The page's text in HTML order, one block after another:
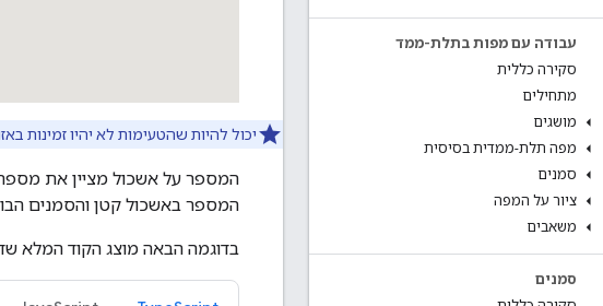
עבודה עם מפות בתלת-ממד
סקירה כללית
מתחילים
מושגים
מפה תלת-ממדית בסיסית
סמנים
ציור על המפה
משאבים
סמנים
יכול להיות שהטעימות לא יהיו זמינות
המספר על אשכול מציין את
המספר באשכול קטן והסמנים
בדוגמה הבאה מוצג הקוד המלא